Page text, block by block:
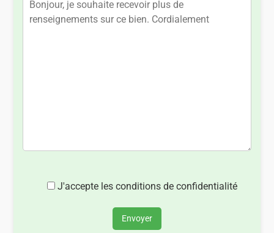
J'accepte les conditions de confidentialité
Envoyer